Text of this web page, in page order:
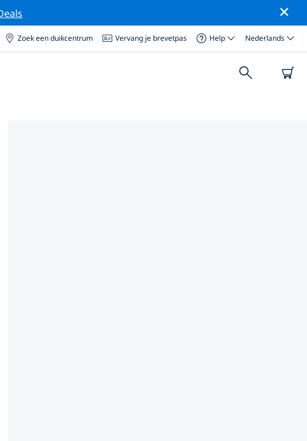
Zoek een duikcentrum Vervang je brevetpas Help Nederlands